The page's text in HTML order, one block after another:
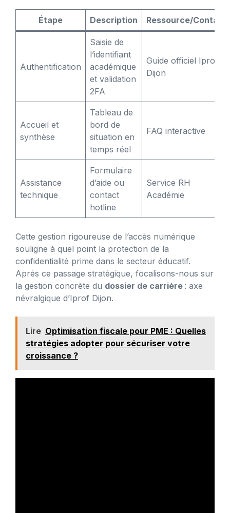
Étape Description Ressource/Contact
Authentification
Saisie de
l’identifiant
académique
et validation
2FA
Guide officiel Iprof
Dijon
Accueil et
synthèse
Tableau de
bord de
situation en
temps réel
FAQ interactive
Assistance
technique
Formulaire
d’aide ou
contact
hotline
Service RH
Académie
Cette gestion rigoureuse de l’accès numérique
souligne à quel point la protection de la
confidentialité prime dans le secteur éducatif.
Après ce passage stratégique, focalisons-nous sur
la gestion concrète du dossier de carrière : axe
névralgique d’Iprof Dijon.
Lire Optimisation fiscale pour PME : Quelles
stratégies adopter pour sécuriser votre
croissance ?